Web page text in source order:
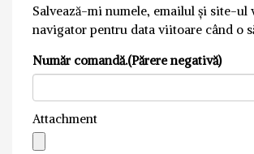
Salvează-mi numele, emailul și site-ul
navigator pentru data viitoare când o
Număr comandă.(Părere negativă)
Attachment